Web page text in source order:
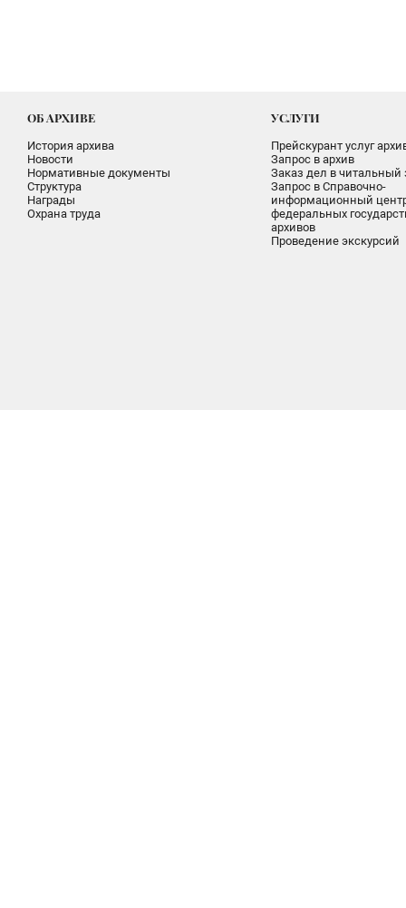
ОБ АРХИВЕ
История архива
Новости
Нормативные документы
Структура
Награды
Охрана труда
УСЛУГИ
Прейскурант услуг
Запрос в архив
Заказ дел в читальный
Запрос в Справочно-
информационный
федеральных
архивов
Проведение экскурсий